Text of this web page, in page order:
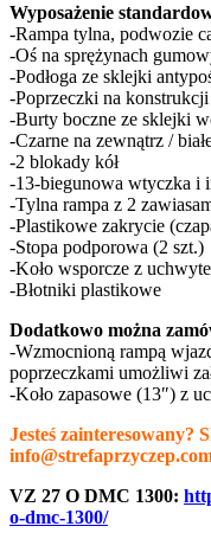
Wyposażenie
-Rampa tylna, podwozie
-Oś na sprężynach
-Podłoga ze sklejki
-Poprzeczki na konstrukcji
-Burty boczne ze sklejki
-Czarne na zewnątrz /
-2 blokady kół
-13-biegunowa wtyczka i
-Tylna rampa z 2
-Plastikowe zakrycie
-Stopa podporowa (2 szt.)
-Koło wsporcze z
-Błotniki plastikowe
Dodatkowo można
-Wzmocnioną rampą
poprzeczkami umożliwi
-Koło zapasowe (13″) z
Jesteś zainteresowany?
VZ 27 O DMC 1300:
o-dmc-1300/